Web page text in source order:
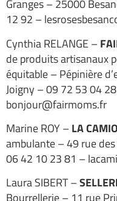
Granges – 25000
12 92 –
Cynthia RELANGE –
de produits artisanaux
équitable – Pépinière
Joigny – 09 72 53 04
bonjour@fairmoms.fr
Marine ROY –LA
ambulante – 49 rue
06 42 10 23 81 –
Laura SIBERT –